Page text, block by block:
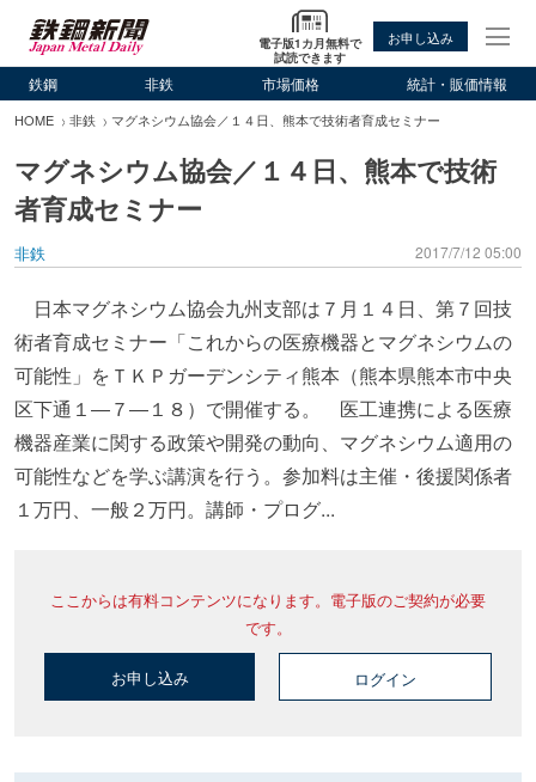
電子版1カ月無料で
試読できます
お申し込み
鉄鋼 非鉄 市場価格 統計・販価情報
HOME 非鉄 マグネシウム協会／１４日、熊本で技術者育成セミナー
マグネシウム協会／１４日、熊本で技術
者育成セミナー
非鉄 2017/7/12 05:00
日本マグネシウム協会九州支部は７月１４日、第７回技
術者育成セミナー「これからの医療機器とマグネシウムの
可能性」をＴＫＰガーデンシティ熊本（熊本県熊本市中央
区下通１―７―１８）で開催する。 医工連携による医療
機器産業に関する政策や開発の動向、マグネシウム適用の
可能性などを学ぶ講演を行う。参加料は主催・後援関係者
１万円、一般２万円。講師・プログ...
ここからは有料コンテンツになります。電子版のご契約が必要
です。
お申し込み ログイン